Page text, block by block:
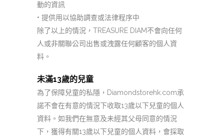
動的資訊
• 提供用以協助調查或法律程序中
除了以上的情況， TREASURE DIAM不會向任何
人或非關聯公司出售或洩露任何顧客的個人資
料。
未滿13歲的兒童
為了保障兒童的私隱， Diamondstorehk.com承
諾不會在有意的情況下收取13歲以下兒童的個人
資料。如我們在無意及未經其父母同意的情況
下，獲得有關13歲以下兒童的個人資料，會採取